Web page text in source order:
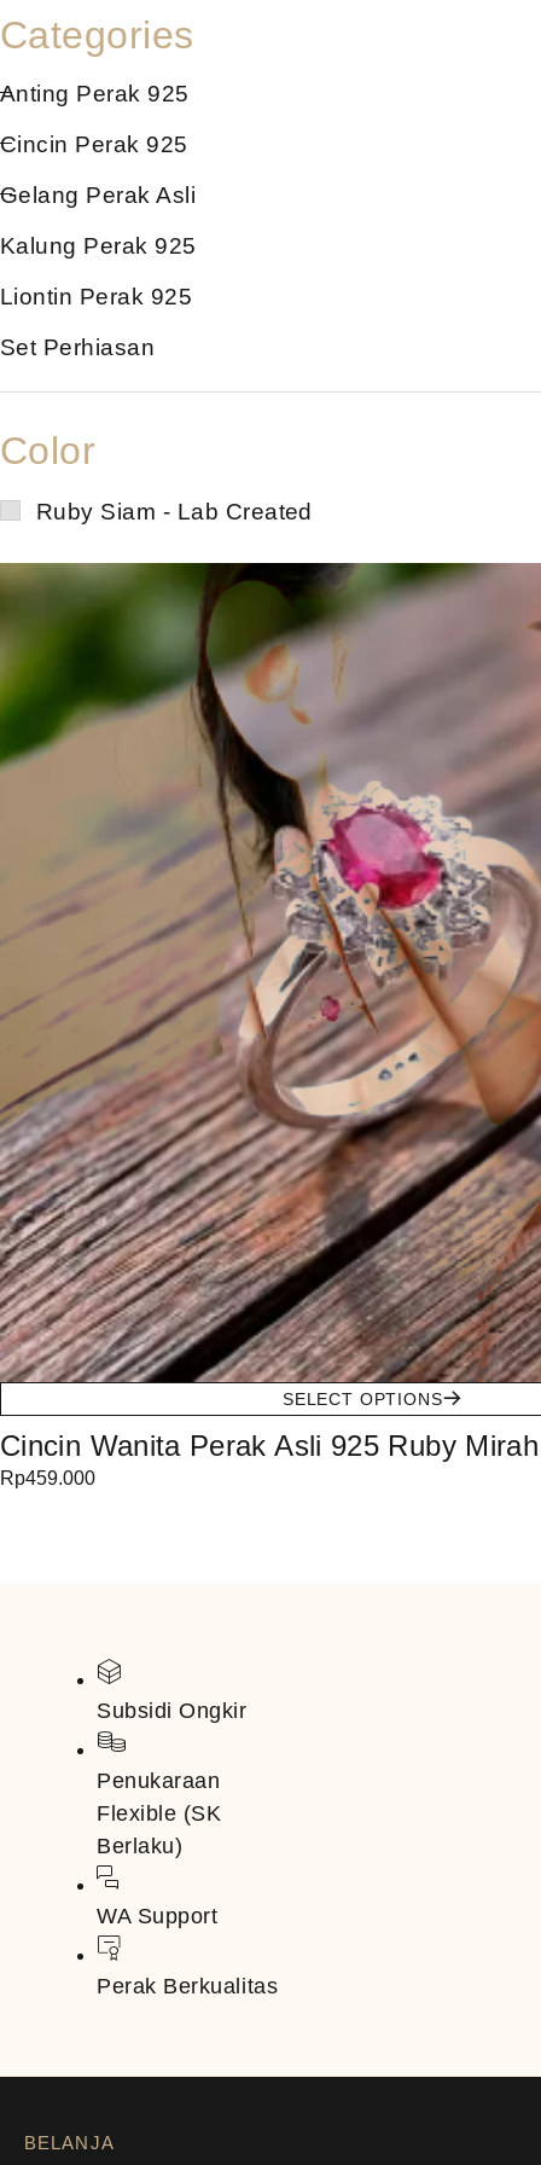
Categories
Anting Perak 925
Cincin Perak 925
Gelang Perak Asli
Kalung Perak 925
Liontin Perak 925
Set Perhiasan
Color
Ruby Siam - Lab Created
SELECT OPTIONS
Cincin Wanita Perak Asli 925 Ruby
Rp459.000
Subsidi Ongkir
Penukaraan
Flexible (SK
Berlaku)
WA Support
Perak Berkualitas
BELANJA